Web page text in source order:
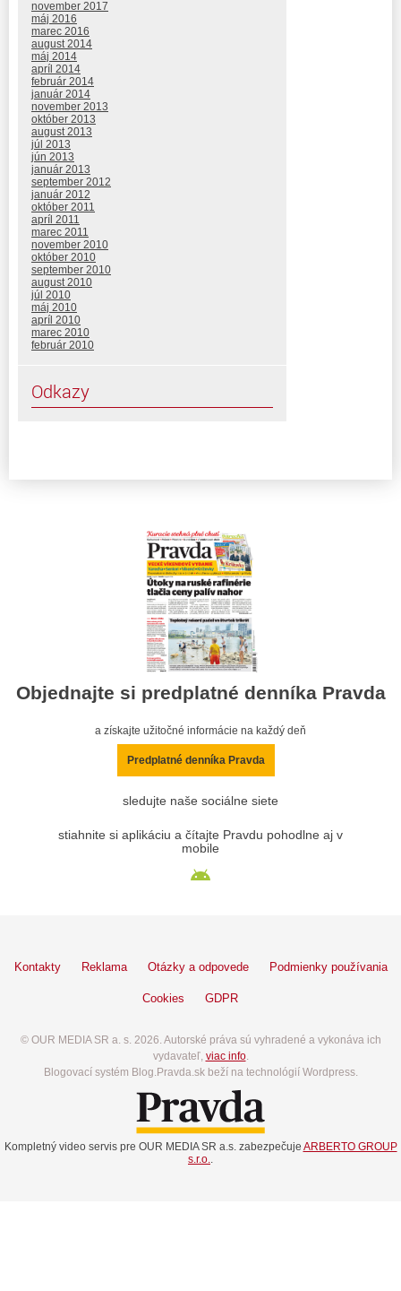
november 2017
máj 2016
marec 2016
august 2014
máj 2014
apríl 2014
február 2014
január 2014
november 2013
október 2013
august 2013
júl 2013
jún 2013
január 2013
september 2012
január 2012
október 2011
apríl 2011
marec 2011
november 2010
október 2010
september 2010
august 2010
júl 2010
máj 2010
apríl 2010
marec 2010
február 2010
Odkazy
Objednajte si predplatné denníka Pravda
a získajte užitočné informácie na každý deň
Predplatné denníka Pravda
sledujte naše sociálne siete
stiahnite si aplikáciu a čítajte Pravdu pohodlne aj v
mobile
Kontakty Reklama Otázky a odpovede Podmienky používania
Cookies GDPR
© OUR MEDIA SR a. s. 2026. Autorské práva sú vyhradené a vykonáva ich
vydavateľ, viac info.
Blogovací systém Blog.Pravda.sk beží na technológií Wordpress.
Kompletný video servis pre OUR MEDIA SR a.s. zabezpečuje ARBERTO GROUP
s.r.o..